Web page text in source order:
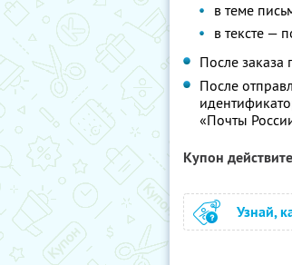
в теме
в тексте —
После заказа
После
«Почты
Купон
Узнай,